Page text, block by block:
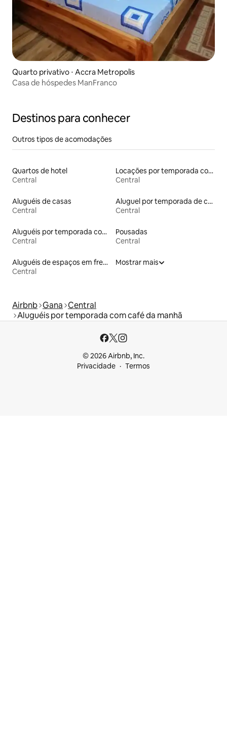
Quarto privativo ⋅ Accra Metropolis
Casa de hóspedes ManFranco
Destinos para conhecer
Outros tipos de acomodações
Quartos de hotel
Central
Locações por temporada com piscina
Central
Aluguéis de casas
Central
Aluguel por temporada de casas de hóspedes
Central
Aluguéis por temporada com banheira de hidromassagem
Central
Pousadas
Central
Aluguéis de espaços em frente à praia
Central
Mostrar mais
Airbnb Gana Central
Aluguéis por temporada com café da manhã
© 2026 Airbnb, Inc.
Privacidade
Termos